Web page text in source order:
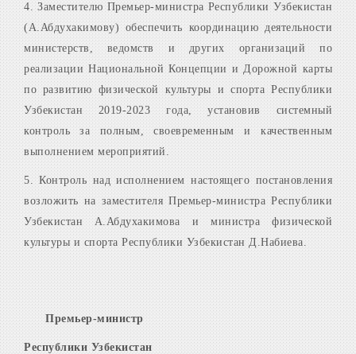
4. Заместителю Премьер-министра Республики Узбекистан
(А.Абдухакимову) обеспечить координацию деятельности
министерств, ведомств и других организаций по
реализации Национальной Концепции и Дорожной карты
по развитию физической культуры и спорта Республики
Узбекистан 2019-2023 года, установив системный
контроль за полным, своевременным и качественным
выполнением мероприятий.
5. Контроль над исполнением настоящего постановления
возложить на заместителя Премьер-министра Республики
Узбекистан А.Абдухакимова и министра физической
культуры и спорта Республики Узбекистан Д.Набиева.
Премьер-министр
Республики Узбекистан